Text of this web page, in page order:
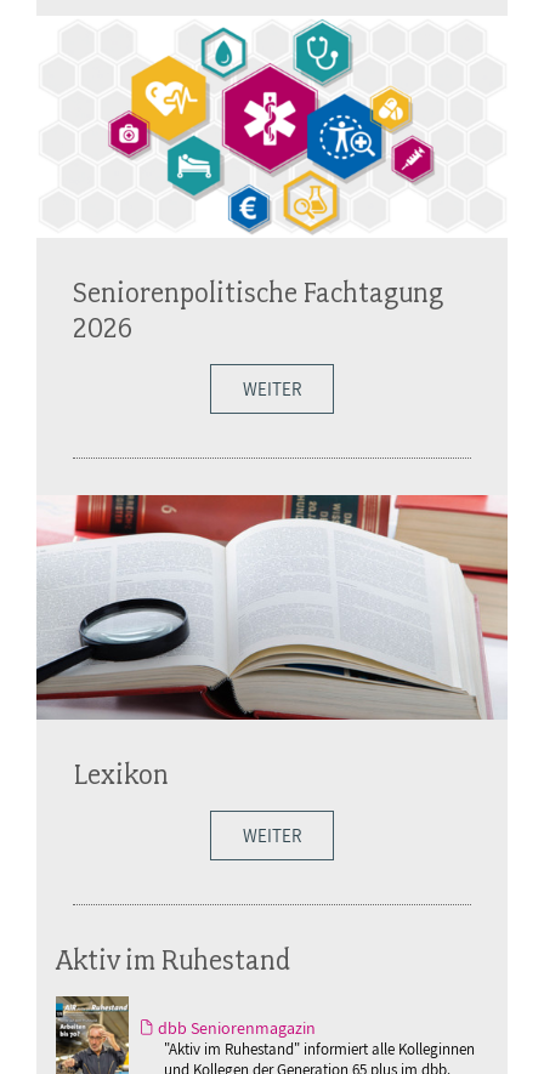
Seniorenpolitische Fachtagung
2026
WEITER
Lexikon
WEITER
Aktiv im Ruhestand
dbb Seniorenmagazin
"Aktiv im Ruhestand" informiert alle Kolleginnen
und Kollegen der Generation 65 plus im dbb.